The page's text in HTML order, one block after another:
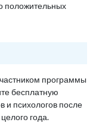
положительных
программы
бесплатную
и психологов после
года.